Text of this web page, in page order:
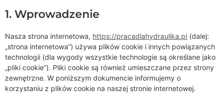
1. Wprowadzenie
Nasza strona internetowa, https://pracadlahydraulika.pl (dalej:
„strona internetowa”) używa plików cookie i innych powiązanych
technologii (dla wygody wszystkie technologie są określane jako
„pliki cookie”). Pliki cookie są również umieszczane przez strony
zewnętrzne. W poniższym dokumencie informujemy o
korzystaniu z plików cookie na naszej stronie internetowej.